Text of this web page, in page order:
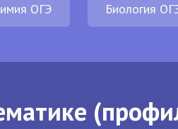
ОГЭ Биология